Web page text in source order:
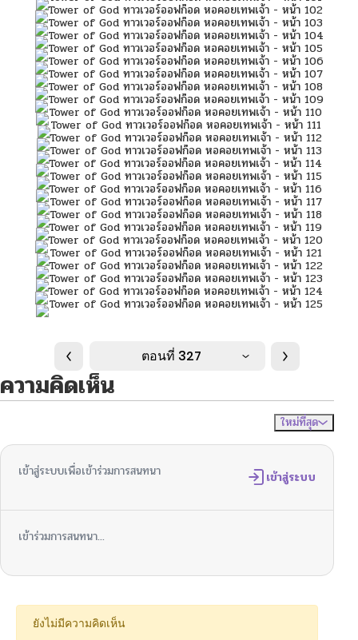
ตอนที่ 327
ความคิดเห็น
ใหม่ที่สุด
เข้าสู่ระบบเพื่อเข้าร่วมการสนทนา เข้าสู่ระบบ
เข้าร่วมการสนทนา...
ยังไม่มีความคิดเห็น